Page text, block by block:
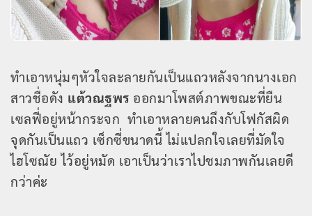
ทำเอาหนุ่มๆหัวใจละลายกันเป็นแถวหลังจากนางเอก
สาวชื่อดัง แต้วณฐพร ออกมาโพสต์ภาพขณะที่ยืน
เซลฟี่อยู่หน้ากระจก ทำเอาหลายคนถึงกับโฟกัสผิด
จุดกันเป็นแถว เซ็กซี่ขนาดนี้ ไม่แปลกใจเลยที่มัดใจ
ไฮโซณัย ไว้อยู่หมัด เอาเป็นว่าเราไปชมภาพกันเลยดี
กว่าค่ะ